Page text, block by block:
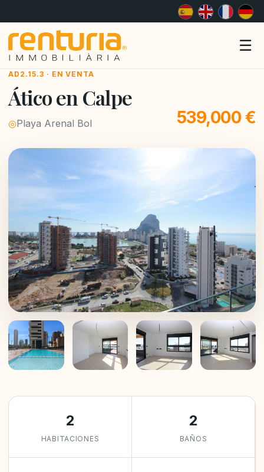
☰
AD2.15.3 · EN VENTA
Ático en Calpe
◎Playa Arenal Bol 539,000 €
2
HABITACIONES
2
BAÑOS